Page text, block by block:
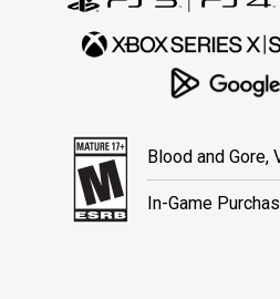
Blood and Gore,
In-Game